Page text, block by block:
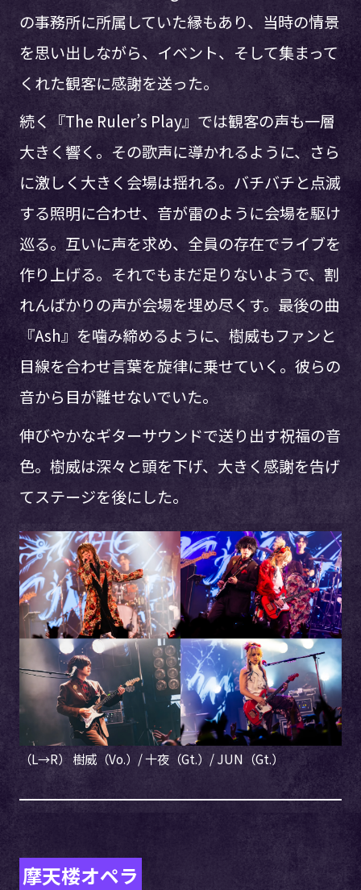
の事務所に所属していた縁もあり、当時の情景
を思い出しながら、イベント、そして集まって
くれた観客に感謝を送った。
続く『The Ruler’s Play』では観客の声も一層
大きく響く。その歌声に導かれるように、さら
に激しく大きく会場は揺れる。バチバチと点滅
する照明に合わせ、音が雷のように会場を駆け
巡る。互いに声を求め、全員の存在でライブを
作り上げる。それでもまだ足りないようで、割
れんばかりの声が会場を埋め尽くす。最後の曲
『Ash』を噛み締めるように、樹威もファンと
目線を合わせ言葉を旋律に乗せていく。彼らの
音から目が離せないでいた。
伸びやかなギターサウンドで送り出す祝福の音
色。樹威は深々と頭を下げ、大きく感謝を告げ
てステージを後にした。
（L→R） 樹威（Vo.）/ 十夜（Gt.）/ JUN（Gt.）
摩天楼オペラ